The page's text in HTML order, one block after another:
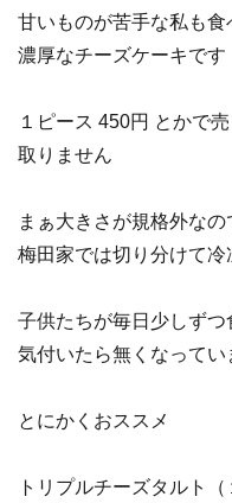
甘いものが苦手な私も食
濃厚なチーズケーキです
１ピース 450円 とかで
取りません
まぁ大きさが規格外なの
梅田家では切り分けて
子供たちが毎日少しず
気付いたら無くなってい
とにかくおススメ
トリプルチーズタルト